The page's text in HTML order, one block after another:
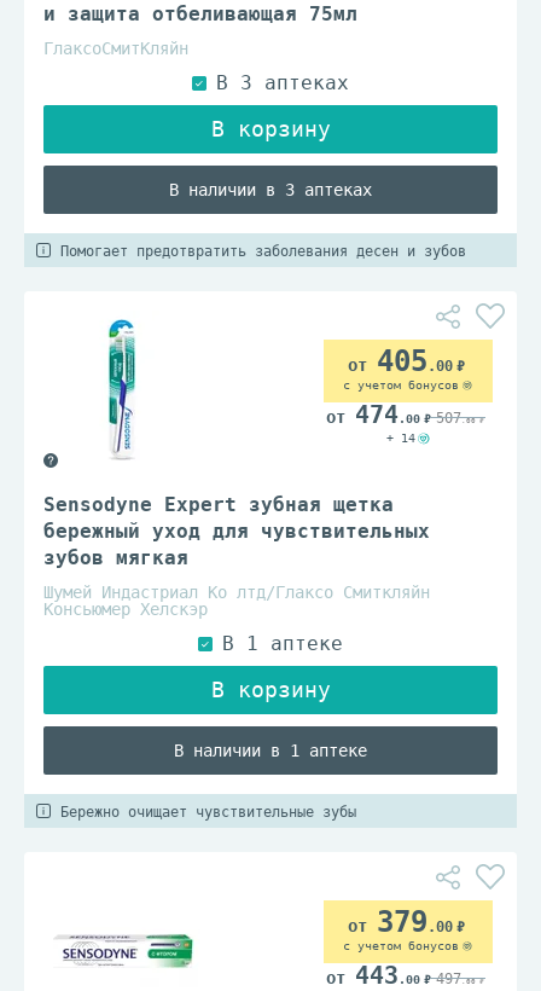
и защита отбеливающая 75мл
ГлаксоСмитКляйн
В наличии в 3 аптеках
Помогает предотвратить заболевания десен и зубов
Sensodyne Expert зубная щетка
бережный уход для чувствительных
зубов мягкая
Шумей Индастриал Ко лтд/Глаксо Смиткляйн
Консьюмер Хелскэр
В наличии в 1 аптеке
405 .00
с учетом бонусов
474.00 507.00
+ 14
Бережно очищает чувствительные зубы
379 .00
с учетом бонусов
443 .00 497.00